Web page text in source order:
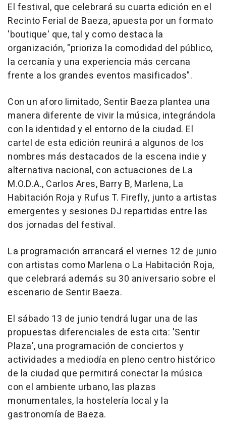
El festival, que celebrará su cuarta edición en el
Recinto Ferial de Baeza, apuesta por un formato
'boutique' que, tal y como destaca la
organización, "prioriza la comodidad del público,
la cercanía y una experiencia más cercana
frente a los grandes eventos masificados".
Con un aforo limitado, Sentir Baeza plantea una
manera diferente de vivir la música, integrándola
con la identidad y el entorno de la ciudad. El
cartel de esta edición reunirá a algunos de los
nombres más destacados de la escena indie y
alternativa nacional, con actuaciones de La
M.O.D.A., Carlos Ares, Barry B, Marlena, La
Habitación Roja y Rufus T. Firefly, junto a artistas
emergentes y sesiones DJ repartidas entre las
dos jornadas del festival.
La programación arrancará el viernes 12 de junio
con artistas como Marlena o La Habitación Roja,
que celebrará además su 30 aniversario sobre el
escenario de Sentir Baeza.
El sábado 13 de junio tendrá lugar una de las
propuestas diferenciales de esta cita: 'Sentir
Plaza', una programación de conciertos y
actividades a mediodía en pleno centro histórico
de la ciudad que permitirá conectar la música
con el ambiente urbano, las plazas
monumentales, la hostelería local y la
gastronomía de Baeza.